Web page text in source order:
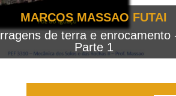
MARCOS MASSAO FUTAI
de terra e enrocamento
Parte 1